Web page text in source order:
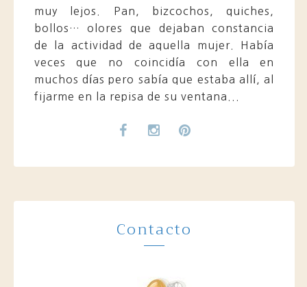
muy lejos. Pan, bizcochos, quiches,
bollos… olores que dejaban constancia
de la actividad de aquella mujer. Había
veces que no coincidía con ella en
muchos días pero sabía que estaba allí, al
fijarme en la repisa de su ventana...
Contacto